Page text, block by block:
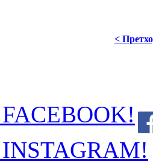
<
FACEBOOK!
INSTAGRAM!